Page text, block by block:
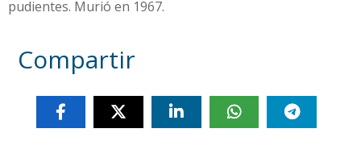
pudientes. Murió en 1967.
Compartir